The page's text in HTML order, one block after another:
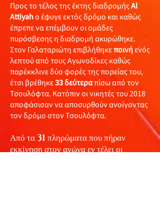
Προς το τέλος της έκτης διαδρομήςAl
Attiyahο έφυγε εκτός δρόμο και καθώς
έπρεπε να επέμβουν οι ομάδες
πυρόσβεσης η διαδρομή ακυρώθηκε.
Στον Γαλαταριώτη επιβλήθηκεποινήενός
λεπτού από τους Αγωνοδίκες καθώς
παρέκκλινε δύο φορές της πορείας του,
έτσι βρέθηκε33 δεύτεραπίσω από τον
Τσουλόφτα. Κατόπιν οι νικητές του 2018
αποφάσισαν να αποσυρθούν ανοίγοντας
τον δρόμο στον Τσουλόφτα.
Από τα 31 πληρώματα που πήραν
εκκίνηση στον αγώνα εν τέλει οι